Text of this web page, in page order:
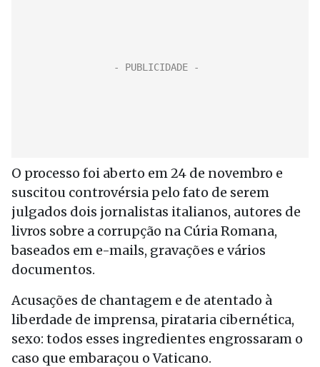
O processo foi aberto em 24 de novembro e
suscitou controvérsia pelo fato de serem
julgados dois jornalistas italianos, autores de
livros sobre a corrupção na Cúria Romana,
baseados em e-mails, gravações e vários
documentos.
Acusações de chantagem e de atentado à
liberdade de imprensa, pirataria cibernética,
sexo: todos esses ingredientes engrossaram o
caso que embaraçou o Vaticano.